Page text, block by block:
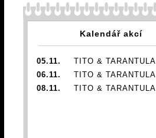
Kalendář akcí
05.11.
TITO & TARANTULA
06.11.
TITO & TARANTULA
08.11.
TITO & TARANTULA